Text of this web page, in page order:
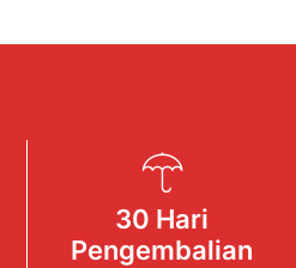
30 Hari
Pengembalian